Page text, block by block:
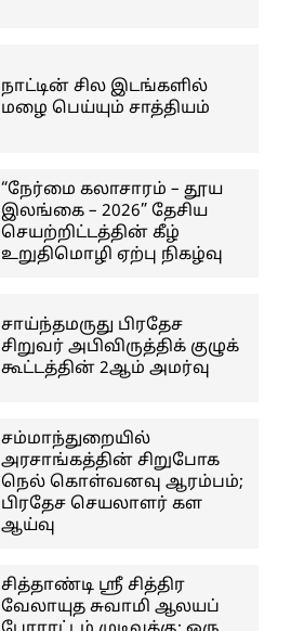
நாட்டின் சில இடங்களில்
மழை பெய்யும் சாத்தியம்
“நேர்மை கலாசாரம் – தூய
இலங்கை – 2026” தேசிய
செயற்றிட்டத்தின் கீழ்
உறுதிமொழி ஏற்பு நிகழ்வு
சாய்ந்தமருது பிரதேச
சிறுவர் அபிவிருத்திக் குழுக்
கூட்டத்தின் 2ஆம் அமர்வு
சம்மாந்துறையில்
அரசாங்கத்தின் சிறுபோக
நெல் கொள்வனவு ஆரம்பம்;
பிரதேச செயலாளர் கள
ஆய்வு
சித்தாண்டி ஸ்ரீ சித்திர
வேலாயுத சுவாமி ஆலயப்